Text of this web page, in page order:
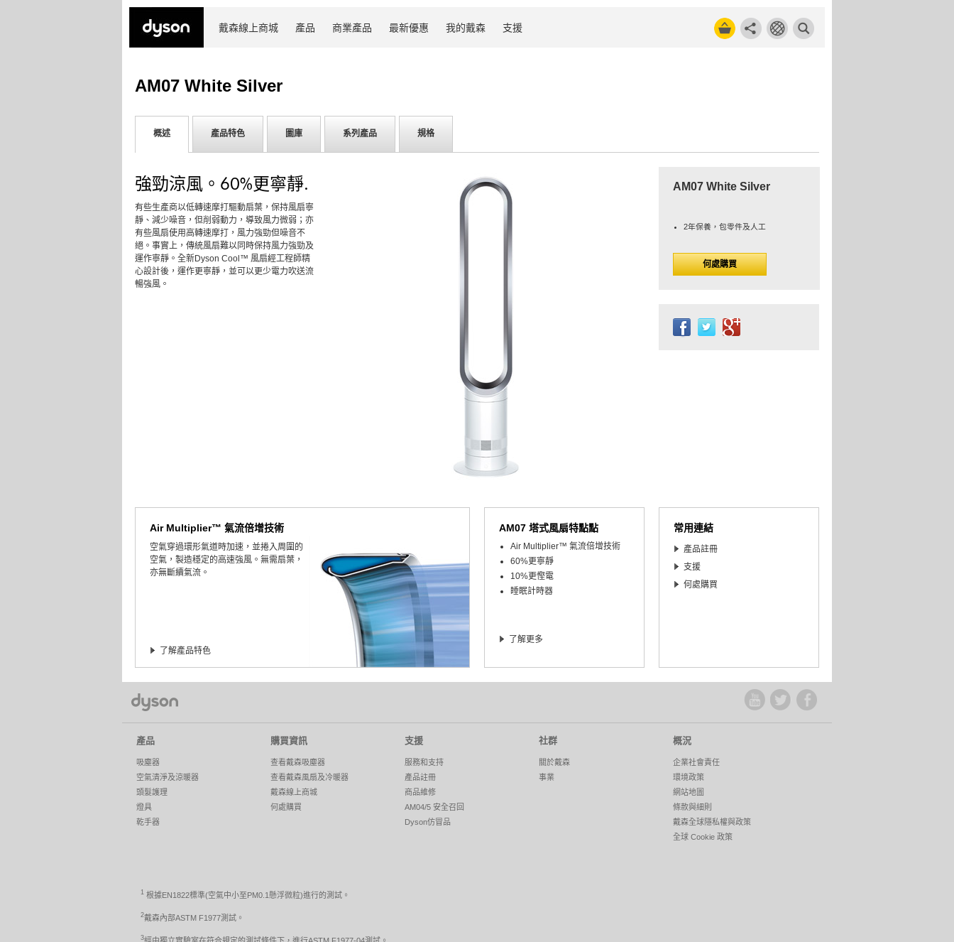
戴森線上商城 產品 商業產品 最新優惠 我的戴森 支援
AM07 White Silver
概述 產品特色 圖庫 系列產品 規格
強勁涼風。60%更寧靜.
有些生產商以低轉速摩打驅動扇葉，保持風扇寧
靜、減少噪音，但削弱動力，導致風力微弱；亦
有些風扇使用高轉速摩打，風力強勁但噪音不
絕。事實上，傳統風扇難以同時保持風力強勁及
運作寧靜。全新Dyson Cool™ 風扇經工程師精
心設計後，運作更寧靜，並可以更少電力吹送流
暢強風。
AM07 White Silver
2年保養，包零件及人工
何處購買
Air Multiplier™ 氣流倍增技術
空氣穿過環形氣道時加速，並捲入周圍的
空氣，製造穩定的高速強風。無需扇葉，
亦無斷續氣流。
了解產品特色
AM07 塔式風扇特點點
Air Multiplier™ 氣流倍增技術
60%更寧靜
10%更慳電
睡眠計時器
了解更多
常用連結
產品註冊
支援
何處購買
產品
吸塵器
空氣清淨及涼暖器
頭髮護理
燈具
乾手器
購買資訊
查看戴森吸塵器
查看戴森風扇及冷暖器
戴森線上商城
何處購買
支援
服務和支持
產品註冊
商品維修
AM04/5 安全召回
Dyson仿冒品
社群
關於戴森
事業
概況
企業社會責任
環境政策
網站地圖
條款與細則
戴森全球隱私權與政策
全球 Cookie 政策
1 根據EN1822標準(空氣中小至PM0.1懸浮微粒)進行的測試。
2戴森內部ASTM F1977測試。
3